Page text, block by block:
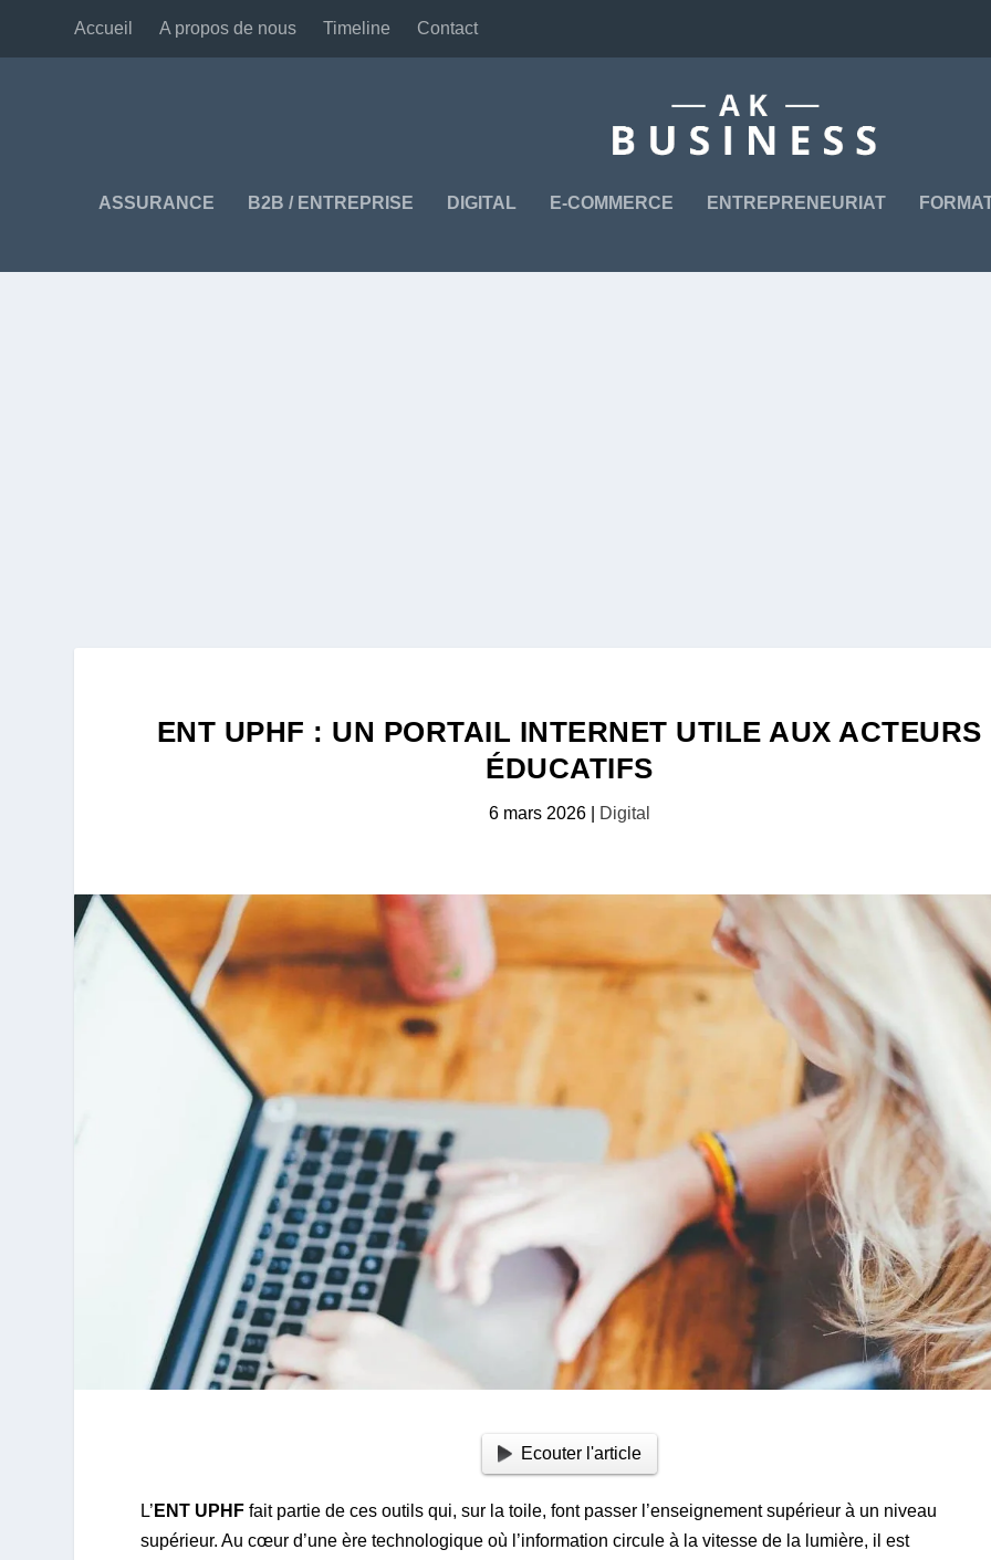
Accueil A propos de nous Timeline Contact
ASSURANCE B2B / ENTREPRISE DIGITAL E-COMMERCE ENTREPRENEURIAT
ENT UPHF : UN PORTAIL INTERNET UTILE AUX ACTEURS
ÉDUCATIFS
6 mars 2026| Digital
Ecouter l'article
L’ ENT UPHF fait partie de ces outils qui, sur la toile, font passer l’enseignement supérieur à un niveau
supérieur. Au cœur d’une ère technologique où l’information circule à la vitesse de la lumière, il est